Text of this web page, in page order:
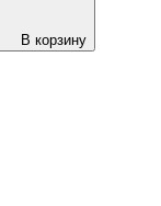
В корзину